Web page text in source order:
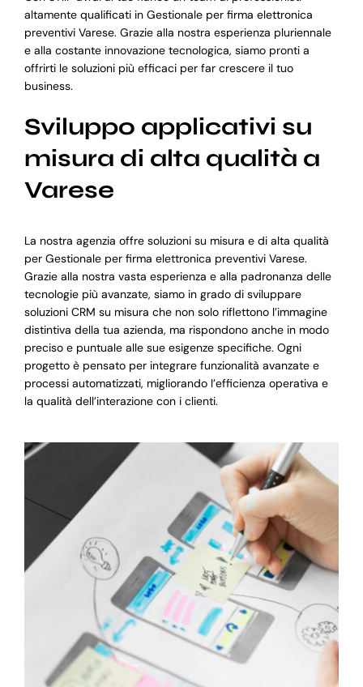
altamente qualificati in Gestionale per firma elettronica
preventivi Varese. Grazie alla nostra esperienza pluriennale
e alla costante innovazione tecnologica, siamo pronti a
offrirti le soluzioni più efficaci per far crescere il tuo
business.
Sviluppo applicativi su
misura di alta qualità a
Varese
La nostra agenzia offre soluzioni su misura e di alta qualità
per Gestionale per firma elettronica preventivi Varese.
Grazie alla nostra vasta esperienza e alla padronanza delle
tecnologie più avanzate, siamo in grado di sviluppare
soluzioni CRM su misura che non solo riflettono l’immagine
distintiva della tua azienda, ma rispondono anche in modo
preciso e puntuale alle sue esigenze specifiche. Ogni
progetto è pensato per integrare funzionalità avanzate e
processi automatizzati, migliorando l’efficienza operativa e
la qualità dell’interazione con i clienti.